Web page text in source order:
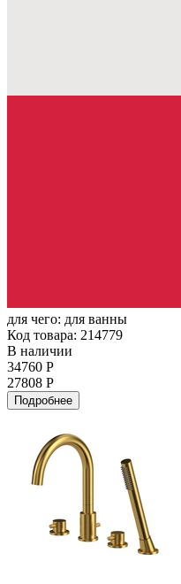
для чего: для ванны
Код товара: 214779
В наличии
34760 Р
27808 Р
Подробнее